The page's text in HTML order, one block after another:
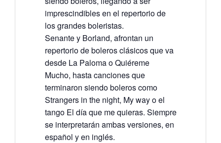
imprescindibles en el repertorio de
los grandes boleristas.
Senante y Borland, afrontan un
repertorio de boleros clásicos que va
desde La Paloma o Quiéreme
Mucho, hasta canciones que
terminaron siendo boleros como
Strangers in the night, My way o el
tango El día que me quieras. Siempre
se interpretarán ambas versiones, en
español y en inglés.